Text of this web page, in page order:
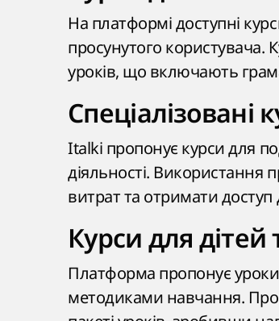
На платформі доступні
просунутого
уроків, що включають
Спеціалізовані
Italki пропонує курси для
діяльності. Використання
витрат та отримати доступ
Курси для дітей
Платформа пропонує
методиками навчання.